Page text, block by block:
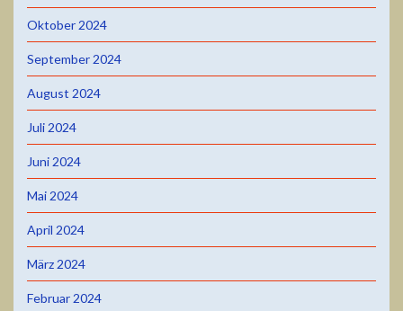
Oktober 2024
September 2024
August 2024
Juli 2024
Juni 2024
Mai 2024
April 2024
März 2024
Februar 2024